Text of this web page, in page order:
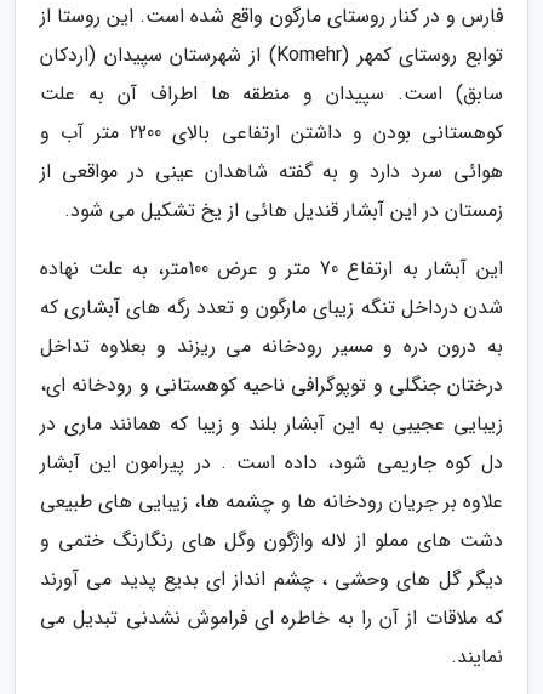
فارس و در کنار روستای مارگون واقع شده است. این روستا از
توابع روستای کمهر (Komehr) از شهرستان سپیدان (اردکان
سابق) است. سپیدان و منطقه ها اطراف آن به علت
کوهستانی بودن و داشتن ارتفاعی بالای 2200 متر آب و
هوائی سرد دارد و به گفته شاهدان عینی در مواقعی از
زمستان در این آبشار قندیل هائی از یخ تشکیل می شود.
این آبشار به ارتفاع 70 متر و عرض 100متر، به علت نهاده
شدن درداخل تنگه زیبای مارگون و تعدد رگه های آبشاری که
به درون دره و مسیر رودخانه می ریزند و بعلاوه تداخل
درختان جنگلی و توپوگرافی ناحیه کوهستانی و رودخانه ای،
زیبایی عجیبی به این آبشار بلند و زیبا که همانند ماری در
دل کوه جاریمی شود، داده است . در پیرامون این آبشار
علاوه بر جریان رودخانه ها و چشمه ها، زیبایی های طبیعی
دشت های مملو از لاله واژگون وگل های رنگارنگ ختمی و
دیگر گل های وحشی ، چشم انداز ای بدیع پدید می آورند
که ملاقات از آن را به خاطره ای فراموش نشدنی تبدیل می
نمایند.